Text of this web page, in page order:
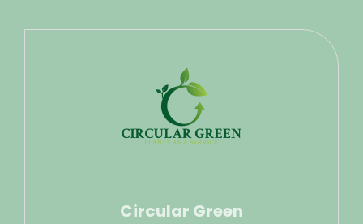
Circular Green